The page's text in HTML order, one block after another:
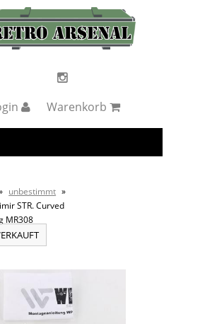
Warenkorb
unbestimmt »
STR. Curved
MR308